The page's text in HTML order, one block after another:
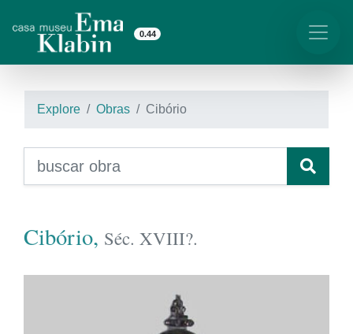
0.44
Explore Obras Cibório
Cibório, Séc. XVIII?.